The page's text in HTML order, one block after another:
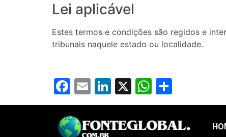
Lei aplicável
Estes termos e condições são regidos e
tribunais naquele estado ou localidade.
Facebook
EmailLinkedIn
X WhatsApp